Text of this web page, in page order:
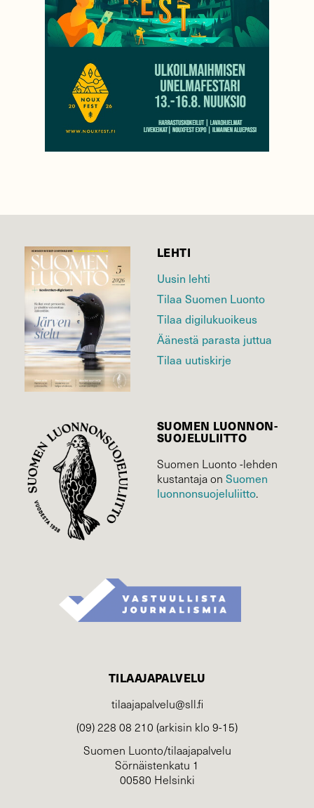
LEHTI
Uusin lehti
Tilaa Suomen Luonto
Tilaa digilukuoikeus
Äänestä parasta juttua
Tilaa uutiskirje
SUOMEN LUONNON­
SUOJELU­LIITTO
Suomen Luonto -lehden
kustantaja on Suomen
luonnonsuojelu­liitto.
TILAAJAPALVELU
tilaajapalvelu@sll.fi
(09) 228 08 210 (arkisin klo 9-15)
Suomen Luonto/tilaajapalvelu
Sörnäistenkatu 1
00580 Helsinki